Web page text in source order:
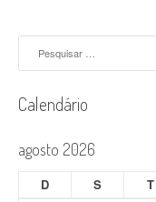
Calendário
agosto 2026
D S T